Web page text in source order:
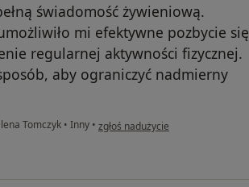
świadomość żywieniową.
mi efektywne pozbycie się
regularnej aktywności fizycznej.
aby ograniczyć nadmierny
Tomczyk • Inny • w opinii użytkownika Kuba J
zgłoś nadużycie